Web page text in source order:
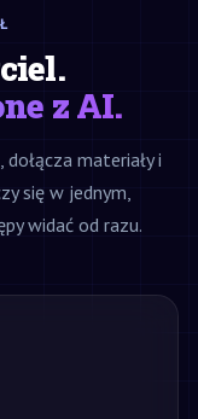
z AI.
materiały i
się w jednym,
widać od razu.